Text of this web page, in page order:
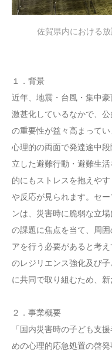
佐賀県内における
１．背景
近年、地震・台風・集中
激甚化しているなかで、
の重要性が益々高まって
心理的の両面で発達途中
立した避難行動・避難生
的にもストレスを抱えや
や反応が見られます。セ
ンは、災害時に脆弱な立
の課題に焦点を当て、周
アを行う必要があると考
のレジリエンス強化及び
に共同で取り組むため、
２．事業概要
「国内災害時の子ども支
めの心理的応急処置の啓発